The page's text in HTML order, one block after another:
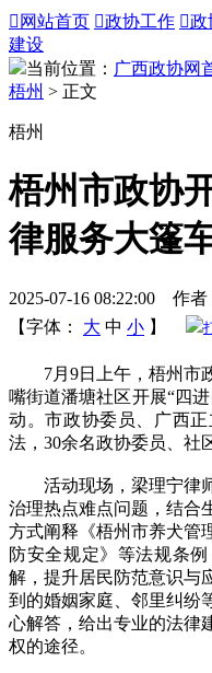
 网站首页 政协工作 政
建设
当前位置： 广西政协网
梧州 > 正文
梧州
梧州市政协
律服务大篷
2025-07-16 08:22:00 作
【字体：
大 中 小 】
7月9日上午，梧州市政
嘴街道潘塘社区开展“四
动。市政协委员、广西
法，30余名政协委员、社
活动现场，梁理宁律师
治理热点难点问题，结合
方式阐释《梧州市养犬管
防安全规定》等法规条
解，提升居民防范意识与
到的婚姻家庭、邻里纠纷
心解答，给出专业的法律
权的途径。